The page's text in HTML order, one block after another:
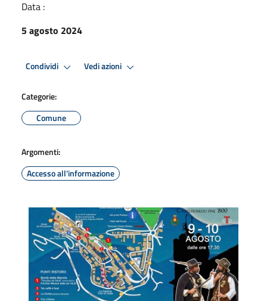
Data :
5 agosto 2024
Condividi Vedi azioni
Categorie:
Comune
Argomenti:
Accesso all'informazione